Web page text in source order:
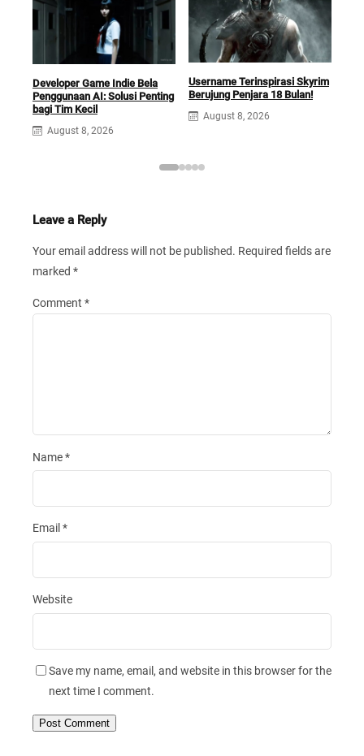
Developer Game Indie Bela
Penggunaan AI: Solusi Penting
bagi Tim Kecil
August 8, 2026
Username Terinspirasi Skyrim
Berujung Penjara 18 Bulan!
August 8, 2026
Leave a Reply
Your email address will not be published. Required fields are
marked *
Comment *
Name*
Email *
Website
Save my name, email, and website in this browser for the
next time I comment.